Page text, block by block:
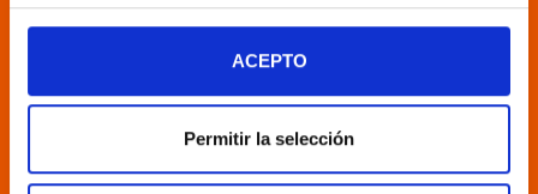
ACEPTO
Permitir la selección
Suscribirse
últimas novedades!